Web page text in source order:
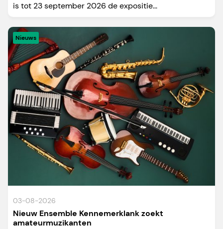
is tot 23 september 2026 de expositie...
Nieuws
03-08-2026
Nieuw Ensemble Kennemerklank zoekt
amateurmuzikanten